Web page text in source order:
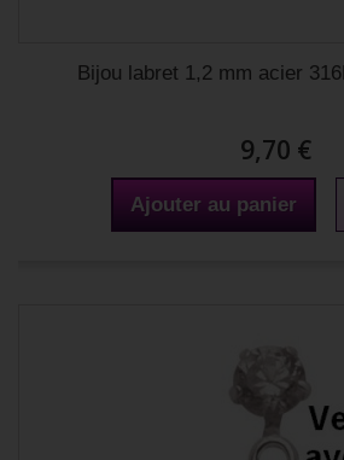
Bijou labret 1,2 mm acier
9,70 €
Ajouter au panier